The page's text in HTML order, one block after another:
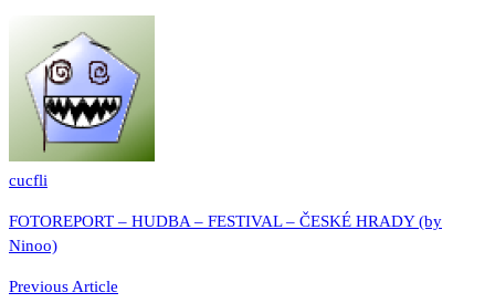
cucfli
Navigace
pro
příspěvek
FOTOREPORT – HUDBA – FESTIVAL – ČESKÉ HRADY (by
Ninoo)
Previous Article